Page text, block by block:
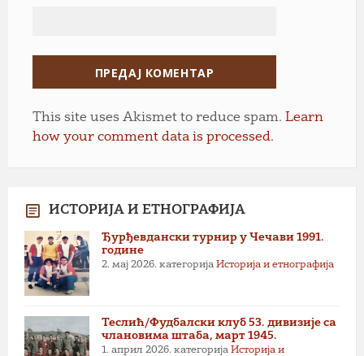
This site uses Akismet to reduce spam. Learn
how your comment data is processed.
ИСТОРИЈА И ЕТНОГРАФИЈА
Ђурђевдански турнир у Чечави 1991.
године
2. мај 2026. категорија Историја и етнографија
Теслић/Фудбалски клуб 53. дивизије са
члановима штаба, март 1945.
1. април 2026. категорија Историја и